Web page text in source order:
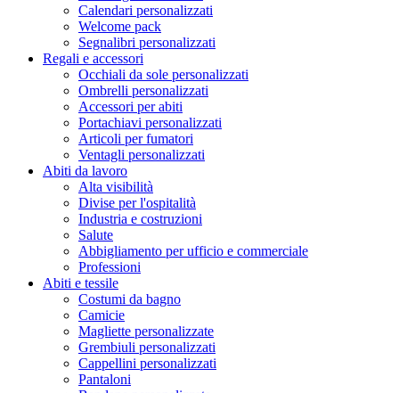
Calendari personalizzati
Welcome pack
Segnalibri personalizzati
Regali e accessori
Occhiali da sole personalizzati
Ombrelli personalizzati
Accessori per abiti
Portachiavi personalizzati
Articoli per fumatori
Ventagli personalizzati
Abiti da lavoro
Alta visibilità
Divise per l'ospitalità
Industria e costruzioni
Salute
Abbigliamento per ufficio e commerciale
Professioni
Abiti e tessile
Costumi da bagno
Camicie
Magliette personalizzate
Grembiuli personalizzati
Cappellini personalizzati
Pantaloni